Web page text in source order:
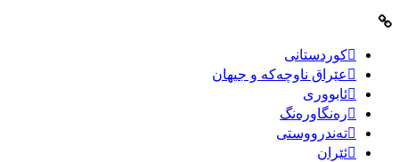
کوردستانی
عێراق ناوچەکە و جیهان
ئابووری
رەنگاورەنگ
تەندرووستی
ئێران